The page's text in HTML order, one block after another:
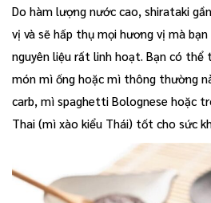
Do hàm lượng nước cao, shirataki
vị và sẽ hấp thụ mọi hương vị mà
nguyên liệu rất linh hoạt. Bạn có thể
món mì ống hoặc mì thông thường
carb, mì spaghetti Bolognese hoặc
Thai (mì xào kiểu Thái) tốt cho sức